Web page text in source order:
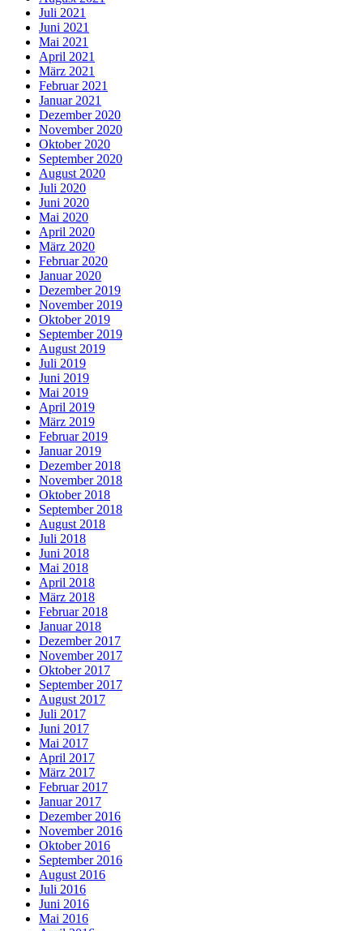
Juli 2021
Juni 2021
Mai 2021
April 2021
März 2021
Februar 2021
Januar 2021
Dezember 2020
November 2020
Oktober 2020
September 2020
August 2020
Juli 2020
Juni 2020
Mai 2020
April 2020
März 2020
Februar 2020
Januar 2020
Dezember 2019
November 2019
Oktober 2019
September 2019
August 2019
Juli 2019
Juni 2019
Mai 2019
April 2019
März 2019
Februar 2019
Januar 2019
Dezember 2018
November 2018
Oktober 2018
September 2018
August 2018
Juli 2018
Juni 2018
Mai 2018
April 2018
März 2018
Februar 2018
Januar 2018
Dezember 2017
November 2017
Oktober 2017
September 2017
August 2017
Juli 2017
Juni 2017
Mai 2017
April 2017
März 2017
Februar 2017
Januar 2017
Dezember 2016
November 2016
Oktober 2016
September 2016
August 2016
Juli 2016
Juni 2016
Mai 2016